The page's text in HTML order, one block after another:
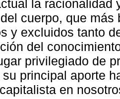
la racionalidad
cuerpo, que
y excluidos tanto
del
privilegiado de
principal aporte
en